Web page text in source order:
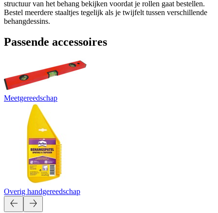
structuur van het behang bekijken voordat je rollen gaat bestellen.
Bestel meerdere staaltjes tegelijk als je twijfelt tussen verschillende
behangdessins.
Passende accessoires
Meetgereedschap
Overig handgereedschap